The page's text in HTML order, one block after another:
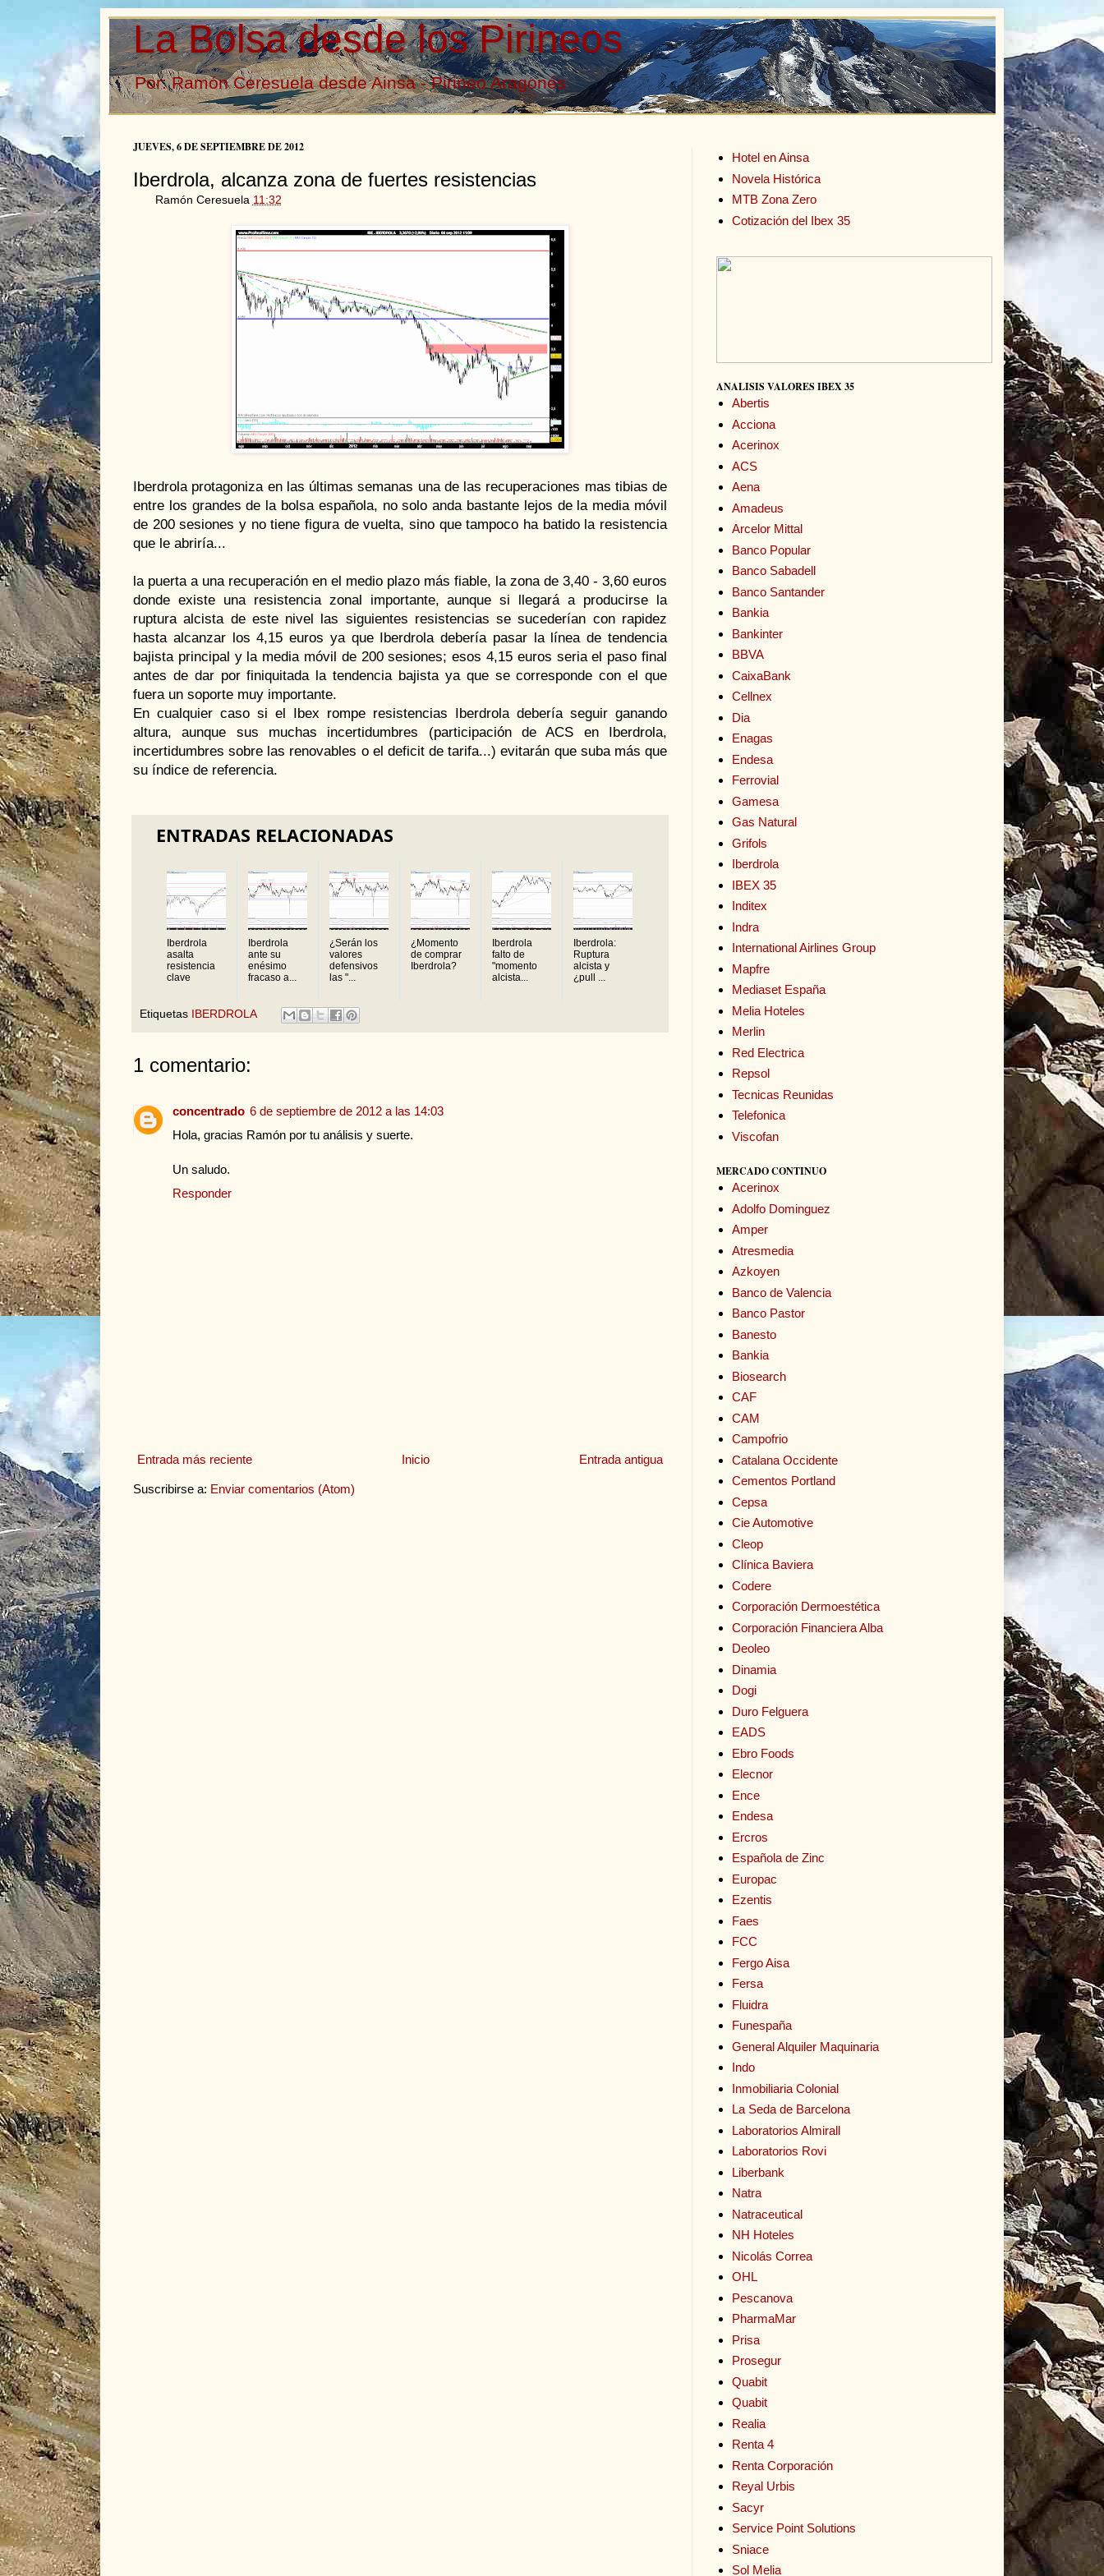
La Bolsa desde los Pirineos
Por: Ramón Ceresuela desde Ainsa - Pirineo Aragonés
JUEVES, 6 DE SEPTIEMBRE DE 2012
Iberdrola, alcanza zona de fuertes resistencias
Ramón Ceresuela 11:32
Iberdrola protagoniza en las últimas semanas una de las recuperaciones mas tibias de
entre los grandes de la bolsa española, no solo anda bastante lejos de la media móvil
de 200 sesiones y no tiene figura de vuelta, sino que tampoco ha batido la resistencia
que le abriría...
la puerta a una recuperación en el medio plazo más fiable, la zona de 3,40 - 3,60 euros
donde existe una resistencia zonal importante, aunque si llegará a producirse la
ruptura alcista de este nivel las siguientes resistencias se sucederían con rapidez
hasta alcanzar los 4,15 euros ya que Iberdrola debería pasar la línea de tendencia
bajista principal y la media móvil de 200 sesiones; esos 4,15 euros seria el paso final
antes de dar por finiquitada la tendencia bajista ya que se corresponde con el que
fuera un soporte muy importante.
En cualquier caso si el Ibex rompe resistencias Iberdrola debería seguir ganando
altura, aunque sus muchas incertidumbres (participación de ACS en Iberdrola,
incertidumbres sobre las renovables o el deficit de tarifa...) evitarán que suba más que
su índice de referencia.
ENTRADAS RELACIONADAS
Iberdrola
asalta
resistencia
clave
Iberdrola
ante su
enésimo
fracaso a...
¿Serán los
valores
defensivos
las "...
¿Momento
de comprar
Iberdrola?
Iberdrola
falto de
"momento
alcista...
Iberdrola:
Ruptura
alcista y
¿pull ...
Etiquetas IBERDROLA
1 comentario:
concentrado 6 de septiembre de 2012 a las 14:03
Hola, gracias Ramón por tu análisis y suerte.
Un saludo.
Responder
Entrada más reciente Entrada antigua
Inicio
Suscribirse a: Enviar comentarios (Atom)
Hotel en Ainsa
Novela Histórica
MTB Zona Zero
Cotización del Ibex 35
ANALISIS VALORES IBEX 35
Abertis
Acciona
Acerinox
ACS
Aena
Amadeus
Arcelor Mittal
Banco Popular
Banco Sabadell
Banco Santander
Bankia
Bankinter
BBVA
CaixaBank
Cellnex
Dia
Enagas
Endesa
Ferrovial
Gamesa
Gas Natural
Grifols
Iberdrola
IBEX 35
Inditex
Indra
International Airlines Group
Mapfre
Mediaset España
Melia Hoteles
Merlin
Red Electrica
Repsol
Tecnicas Reunidas
Telefonica
Viscofan
MERCADO CONTINUO
Acerinox
Adolfo Dominguez
Amper
Atresmedia
Azkoyen
Banco de Valencia
Banco Pastor
Banesto
Bankia
Biosearch
CAF
CAM
Campofrio
Catalana Occidente
Cementos Portland
Cepsa
Cie Automotive
Cleop
Clínica Baviera
Codere
Corporación Dermoestética
Corporación Financiera Alba
Deoleo
Dinamia
Dogi
Duro Felguera
EADS
Ebro Foods
Elecnor
Ence
Endesa
Ercros
Española de Zinc
Europac
Ezentis
Faes
FCC
Fergo Aisa
Fersa
Fluidra
Funespaña
General Alquiler Maquinaria
Indo
Inmobiliaria Colonial
La Seda de Barcelona
Laboratorios Almirall
Laboratorios Rovi
Liberbank
Natra
Natraceutical
NH Hoteles
Nicolás Correa
OHL
Pescanova
PharmaMar
Prisa
Prosegur
Quabit
Quabit
Realia
Renta 4
Renta Corporación
Reyal Urbis
Sacyr
Service Point Solutions
Sniace
Sol Melia